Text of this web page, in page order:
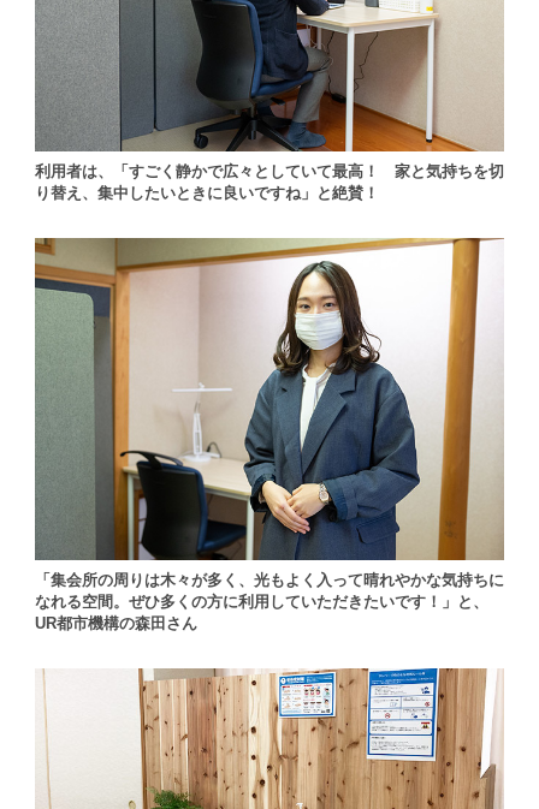
利用者は、「すごく静かで広々としていて最高！ 家と気持ちを切
り替え、集中したいときに良いですね」と絶賛！
「集会所の周りは木々が多く、光もよく入って晴れやかな気持ちに
なれる空間。ぜひ多くの方に利用していただきたいです！」と、
UR都市機構の森田さん